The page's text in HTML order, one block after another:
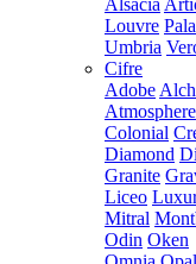
Alsacia
Louvre
Umbria
Cifre
Adobe
Atmosphere
Colonial
Diamond
Granite
Liceo
Mitral
Odin Oken